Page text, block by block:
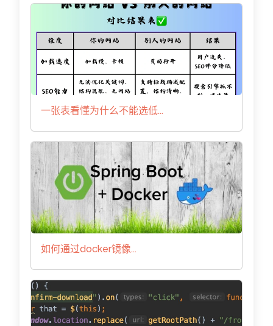
一张表看懂为什么不能选低...
如何通过docker镜像...